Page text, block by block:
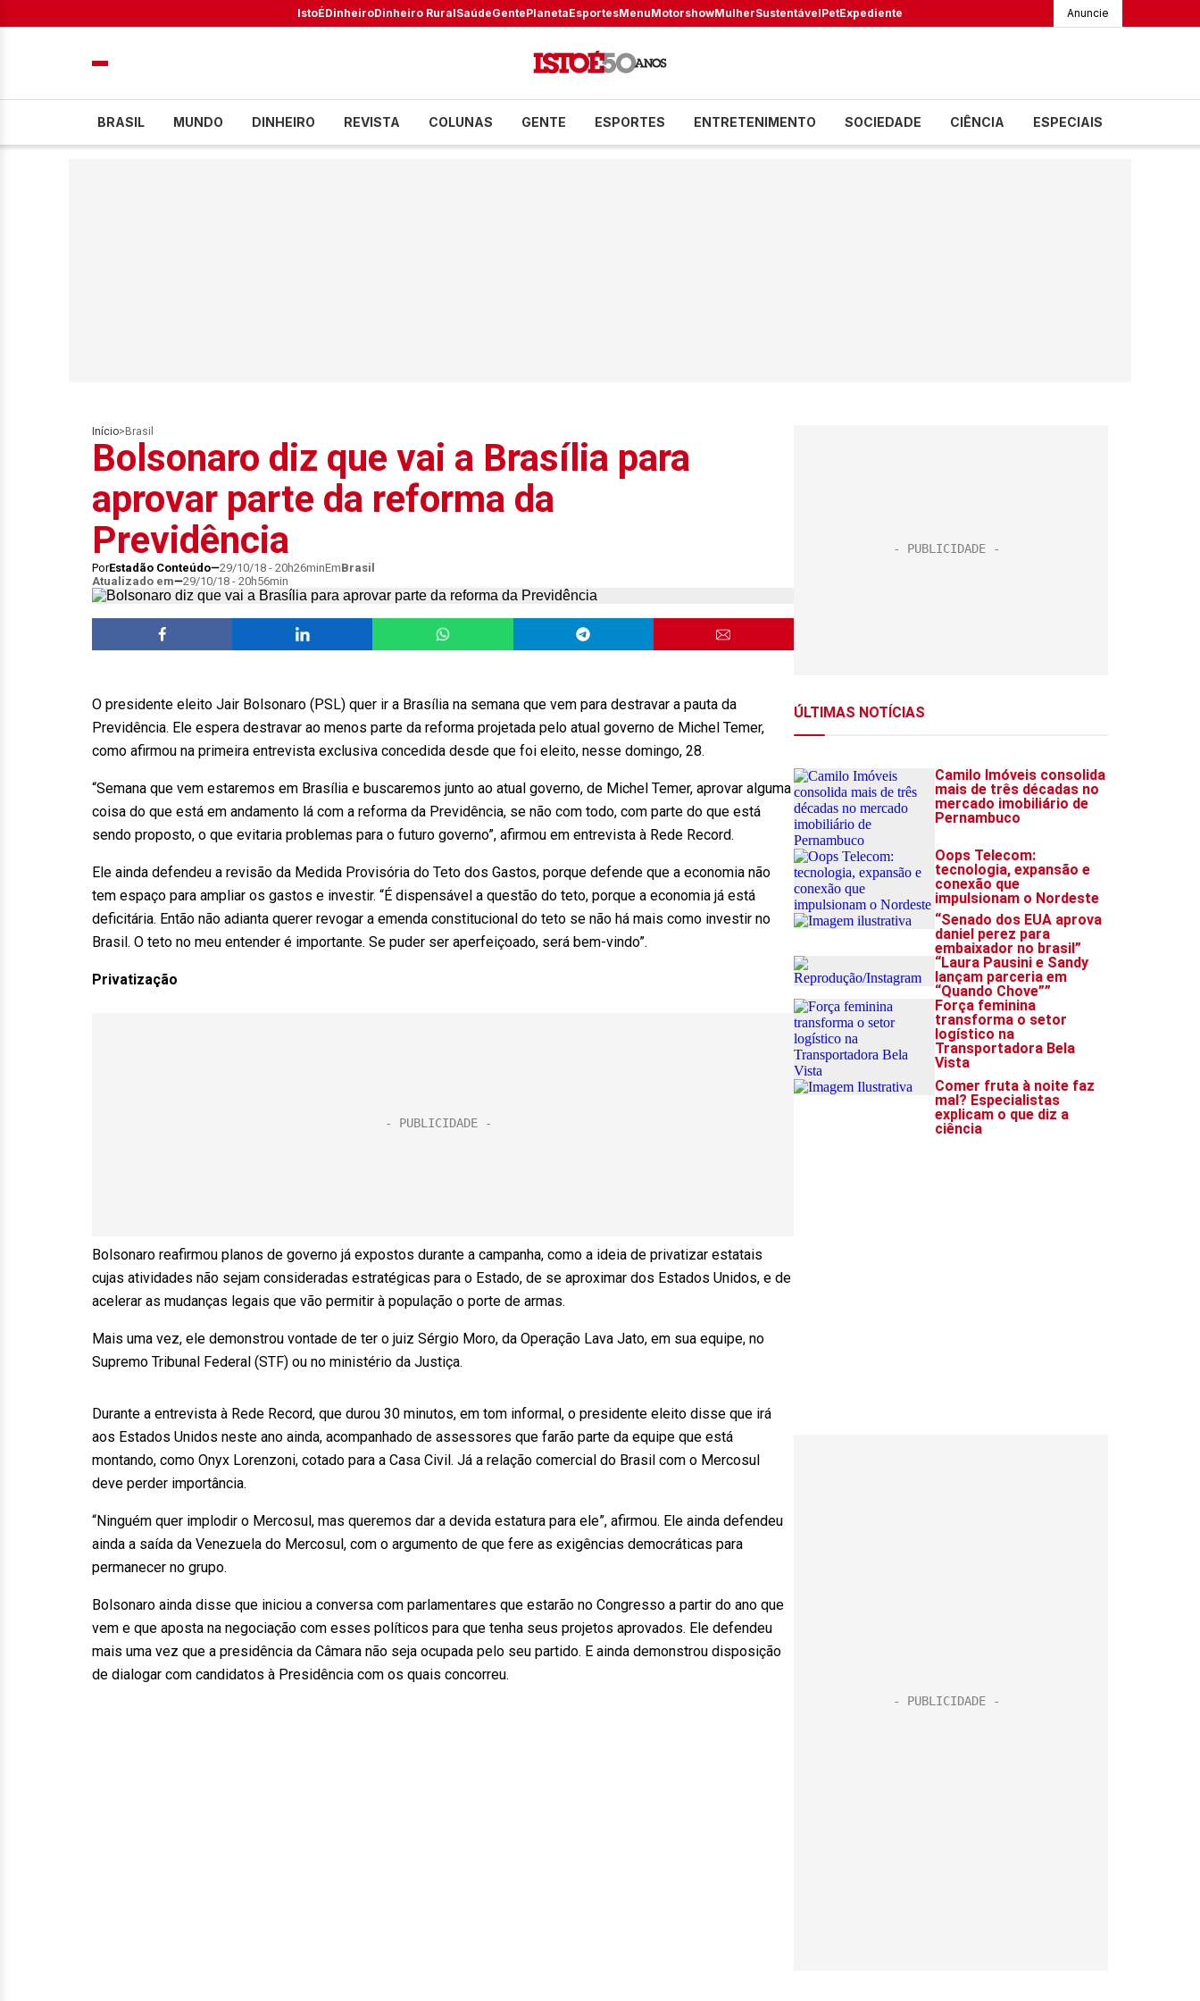
IstoÉDinheiroDinheiro RuralSaúdeGentePlanetaEsportesMenuMotorshowMulherSustentávelPetExpediente Anuncie
BRASIL MUNDO DINHEIRO REVISTA COLUNAS GENTE ESPORTES ENTRETENIMENTO SOCIEDADE CIÊNCIA ESPECIAIS
Início> Brasil
Bolsonaro diz que vai a Brasília para
aprovar parte da reforma da
Previdência
PorEstadão Conteúdo 29/10/18 - 20h26minEmBrasil
Atualizado em
29/10/18 - 20h56min
O presidente eleito Jair Bolsonaro (PSL) quer ir a Brasília na semana que vem para destravar a pauta da
Previdência. Ele espera destravar ao menos parte da reforma projetada pelo atual governo de Michel Temer,
como afirmou na primeira entrevista exclusiva concedida desde que foi eleito, nesse domingo, 28.
“Semana que vem estaremos em Brasília e buscaremos junto ao atual governo, de Michel Temer, aprovar alguma
coisa do que está em andamento lá com a reforma da Previdência, se não com todo, com parte do que está
sendo proposto, o que evitaria problemas para o futuro governo”, afirmou em entrevista à Rede Record.
Ele ainda defendeu a revisão da Medida Provisória do Teto dos Gastos, porque defende que a economia não
tem espaço para ampliar os gastos e investir. “É dispensável a questão do teto, porque a economia já está
deficitária. Então não adianta querer revogar a emenda constitucional do teto se não há mais como investir no
Brasil. O teto no meu entender é importante. Se puder ser aperfeiçoado, será bem-vindo”.
Privatização
Bolsonaro reafirmou planos de governo já expostos durante a campanha, como a ideia de privatizar estatais
cujas atividades não sejam consideradas estratégicas para o Estado, de se aproximar dos Estados Unidos, e de
acelerar as mudanças legais que vão permitir à população o porte de armas.
Mais uma vez, ele demonstrou vontade de ter o juiz Sérgio Moro, da Operação Lava Jato, em sua equipe, no
Supremo Tribunal Federal (STF) ou no ministério da Justiça.
Durante a entrevista à Rede Record, que durou 30 minutos, em tom informal, o presidente eleito disse que irá
aos Estados Unidos neste ano ainda, acompanhado de assessores que farão parte da equipe que está
montando, como Onyx Lorenzoni, cotado para a Casa Civil. Já a relação comercial do Brasil com o Mercosul
deve perder importância.
“Ninguém quer implodir o Mercosul, mas queremos dar a devida estatura para ele”, afirmou. Ele ainda defendeu
ainda a saída da Venezuela do Mercosul, com o argumento de que fere as exigências democráticas para
permanecer no grupo.
Bolsonaro ainda disse que iniciou a conversa com parlamentares que estarão no Congresso a partir do ano que
vem e que aposta na negociação com esses políticos para que tenha seus projetos aprovados. Ele defendeu
mais uma vez que a presidência da Câmara não seja ocupada pelo seu partido. E ainda demonstrou disposição
de dialogar com candidatos à Presidência com os quais concorreu.